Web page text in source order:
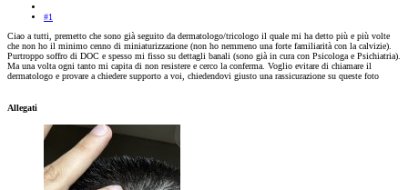
#1
Ciao a tutti, premetto che sono già seguito da dermatologo/tricologo il quale mi ha detto più e più volte
che non ho il minimo cenno di miniaturizzazione (non ho nemmeno una forte familiarità con la calvizie).
Purtroppo soffro di DOC e spesso mi fisso su dettagli banali (sono già in cura con Psicologa e Psichiatria).
Ma una volta ogni tanto mi capita di non resistere e cerco la conferma. Voglio evitare di chiamare il
dermatologo e provare a chiedere supporto a voi, chiedendovi giusto una rassicurazione su queste foto
Allegati